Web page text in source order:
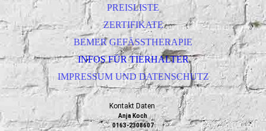
PREISLISTE
ZERTIFIKATE
BEMER GEFÄSSTHERAPIE
INFOS FÜR TIERHALTER
IMPRESSUM UND DATENSCHUTZ
Kontakt Daten
Anja Koch
0163-2308607